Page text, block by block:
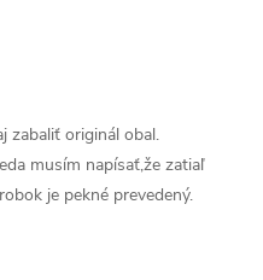
zabaliť originál obal.
musím napísať,že zatiaľ
je pekné prevedený.